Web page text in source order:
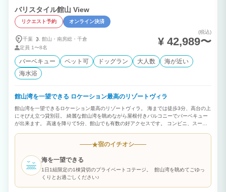
バリスタイル館山 View
リクエスト予約 オンライン決済
千葉 館山・ 南房総・ 千倉
定員 1〜8名
(税込)
¥ 42,989〜
バーベキュー ペット可 ドッグラン 大人数
海が近い
海水浴
館山湾を一望できる ロケーション最高のリゾートヴィラ
館山湾を一望できるロケーション最高のリゾートヴィラ。 海までは徒歩3分、高台の上
にそびえ立つ貸別荘。 綺麗な館山湾を眺めながら屋根付きバルコニーでバーベキュー
が出来ます。 高速を降りて5分、館山でも有数の好アクセスです。 コンビニ、スーパ
ーから海や星の絶景を一望でき、自然を最大限に楽しめます。 【BBQ利用は年中無
BBQが年中出来ちゃう！ 海産物屋さんや干物屋さんで海鮮を購入して、海鮮BBQもお
すすめです！ 【ペットもご一緒に】 いつもお留守番ではとても寂しいペット君も歓迎
です。 専用ドッグランも備えており、わんちゃんも伸び伸びと遊べます♪
★宿のイチオシ
海を一望できる
1日1組限定の1棟貸切のプライベートコテージ。 館山湾を眺めてごゆっ
くりとお過ごしください♪